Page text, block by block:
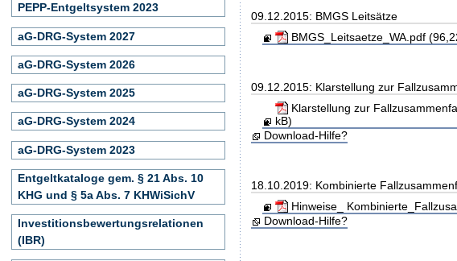
09.12.2015: BMGS Leitsätze
BMGS_Leitsaetze_WA.pdf
09.12.2015: Klarstellung zur
Klarstellung zur
kB)
Download-Hilfe?
18.10.2019: Kombinierte
Hinweise_
Download-Hilfe?
PEPP-Entgeltsystem 2023
aG-DRG-System 2027
aG-DRG-System 2026
aG-DRG-System 2025
aG-DRG-System 2024
aG-DRG-System 2023
Entgeltkataloge gem. § 21 Abs. 10
KHG und § 5a Abs. 7 KHWiSichV
Investitionsbewertungsrelationen
(IBR)